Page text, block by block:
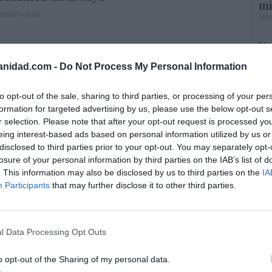
- Do Not Process My Personal Information
opt-out of the sale, sharing to third parties, or processing of your
for targeted advertising by us, please use the below opt-out
selection. Please note that after your opt-out request is processed
interest-based ads based on personal information utilized by us
to third parties prior to your opt-out. You may separately
of your personal information by third parties on the IAB’s list of
This information may also be disclosed by us to third parties on the
Participants that may further disclose it to other third parties.
Data Processing Opt Outs
opt-out of the Sharing of my personal data.
La bancada provida impulsa una
incluir que el derecho a la vida es
“desde la fecundación”
08/08/26 06:00
de Hiroshima no perseguía a Occidente,
sí: era la ciudad católica del Japón
08/08/26 06:00
no es solo “híbrida” ni “biopolítica”, sino